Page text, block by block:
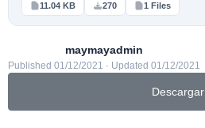
11.04 KB 270 1 Files
maymayadmin
Published 01/12/2021 · Updated 01/12/2021
Descargar